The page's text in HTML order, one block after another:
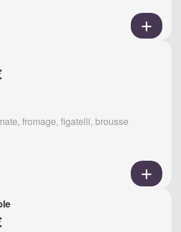
fromage, figatelli, brousse